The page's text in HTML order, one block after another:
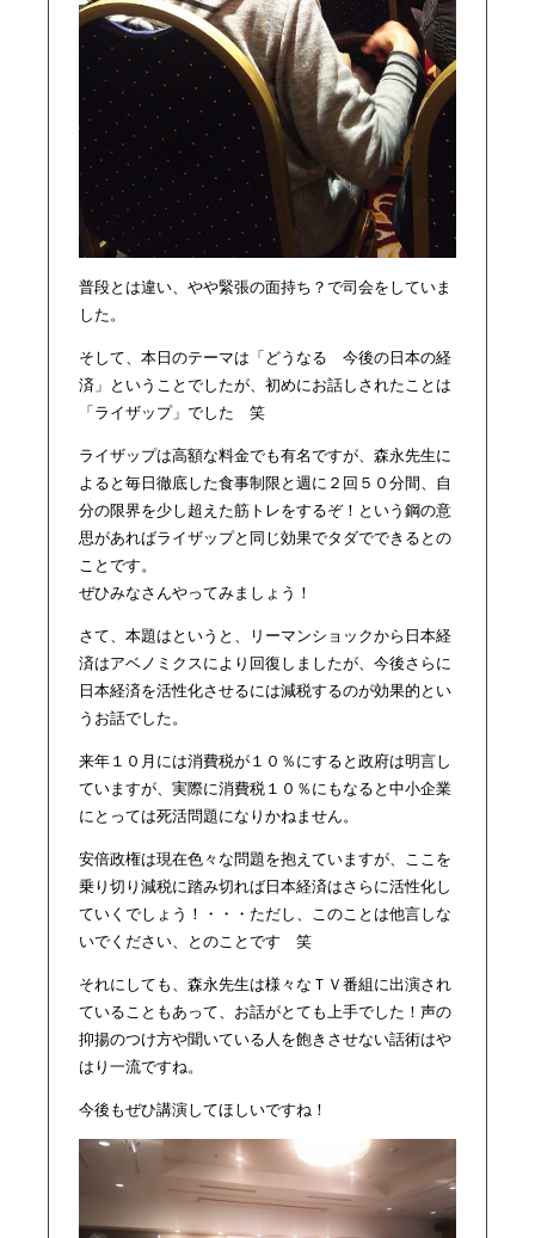
普段とは違い、やや緊張の面持ち？で司会をしていま
した。
そして、本日のテーマは「どうなる 今後の日本の経
済」ということでしたが、初めにお話しされたことは
「ライザップ」でした 笑
ライザップは高額な料金でも有名ですが、森永先生に
よると毎日徹底した食事制限と週に２回５０分間、自
分の限界を少し超えた筋トレをするぞ！という鋼の意
思があればライザップと同じ効果でタダでできるとの
ことです。
ぜひみなさんやってみましょう！
さて、本題はというと、リーマンショックから日本経
済はアベノミクスにより回復しましたが、今後さらに
日本経済を活性化させるには減税するのが効果的とい
うお話でした。
来年１０月には消費税が１０％にすると政府は明言し
ていますが、実際に消費税１０％にもなると中小企業
にとっては死活問題になりかねません。
安倍政権は現在色々な問題を抱えていますが、ここを
乗り切り減税に踏み切れば日本経済はさらに活性化し
ていくでしょう！・・・ただし、このことは他言しな
いでください、とのことです 笑
それにしても、森永先生は様々なＴＶ番組に出演され
ていることもあって、お話がとても上手でした！声の
抑揚のつけ方や聞いている人を飽きさせない話術はや
はり一流ですね。
今後もぜひ講演してほしいですね！